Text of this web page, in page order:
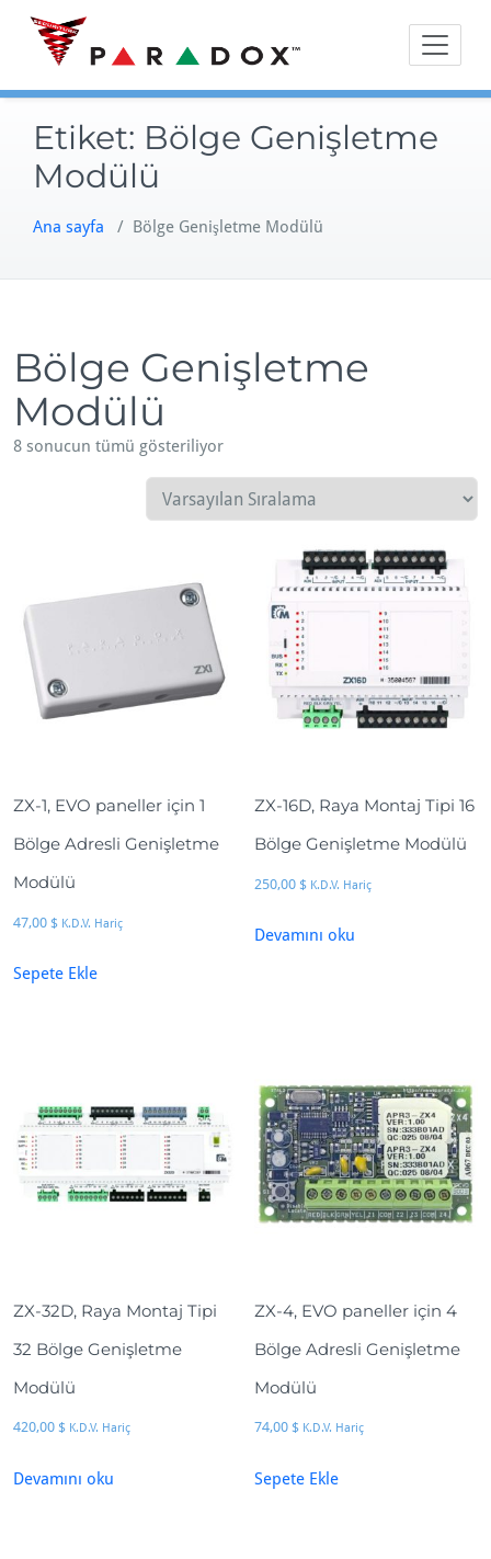
Skip
content
Etiket: Bölge Genişletme
Modülü
Ana sayfa / Bölge Genişletme Modülü
Bölge Genişletme
Modülü
8 sonucun tümü gösteriliyor
ZX-1, EVO paneller için 1
Bölge Adresli Genişletme
Modülü
47,00 $ K.D.V. Hariç
Sepete Ekle
ZX-16D, Raya Montaj Tipi 16
Bölge Genişletme Modülü
250,00 $ K.D.V. Hariç
Devamını oku
ZX-32D, Raya Montaj Tipi
32 Bölge Genişletme
Modülü
420,00 $ K.D.V. Hariç
Devamını oku
ZX-4, EVO paneller için 4
Bölge Adresli Genişletme
Modülü
74,00 $ K.D.V. Hariç
Sepete Ekle